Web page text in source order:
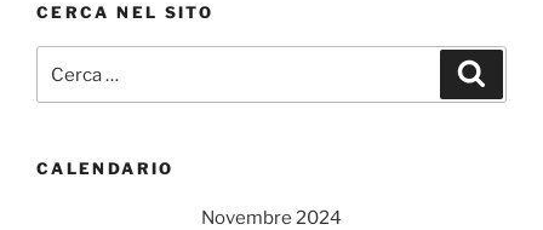
CERCA NEL SITO
CALENDARIO
Novembre 2024